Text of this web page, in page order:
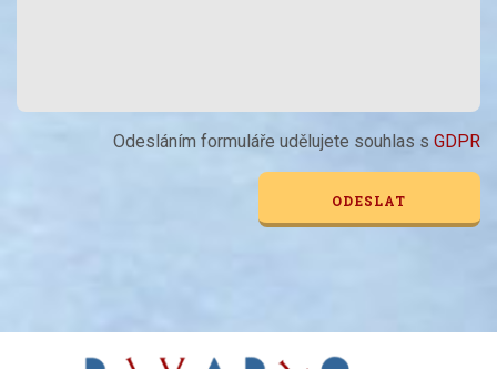
Odesláním formuláře udělujete souhlas s GDPR